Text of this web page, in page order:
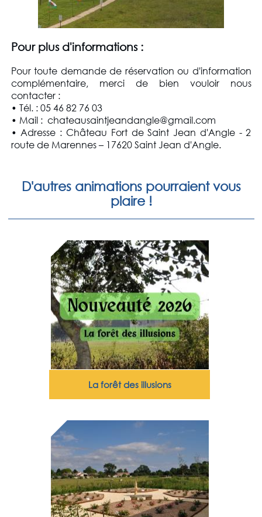
Pour plus d'informations :
Pour toute demande de réservation ou d'information
complémentaire, merci de bien vouloir nous
contacter :
• Tél. : 05 46 82 76 03
• Mail : chateausaintjeandangle@gmail.com
• Adresse : Château Fort de Saint Jean d'Angle - 2
route de Marennes – 17620 Saint Jean d'Angle.
D'autres animations pourraient vous
plaire !
La forêt des illusions